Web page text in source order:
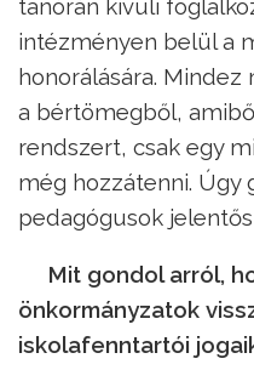
tanórán kívüli
intézményen belül a
honorálására.
a bértömegből,
rendszert, csak egy
még hozzátenni. Úgy
pedagógusok
Mit gondol arról,
önkormányzatok
iskolafenntartói